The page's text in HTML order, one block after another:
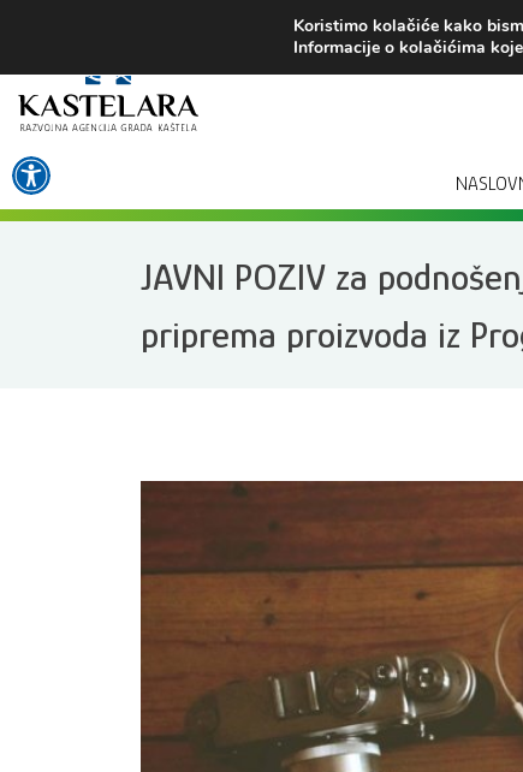
Open toolbar
sadržaj
JAVNI POZIV za
priprema proizvoda iz
Koristimo kolačiće kako
Informacije o kolačićima